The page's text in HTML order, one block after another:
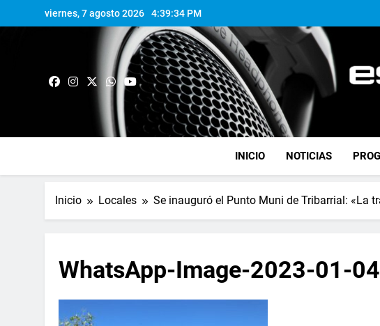
viernes, 7 agosto 2026 4:39:34 PM
INICIO NOTICIAS
Inicio Locales Se inauguró el Punto Muni de Tribarrial: «La
WhatsApp-Image-2023-01-